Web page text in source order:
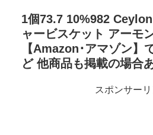
1個73.7 10%982
ャービスケット アーモ
【Amazon･アマゾン】
ど 他商品も掲載の場合
スポンサーリ